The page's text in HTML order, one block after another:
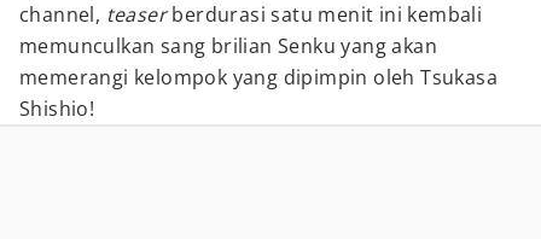
channel, teaserberdurasi satu menit ini kembali
memunculkan sang brilian Senku yang akan
memerangi kelompok yang dipimpin oleh Tsukasa
Shishio!